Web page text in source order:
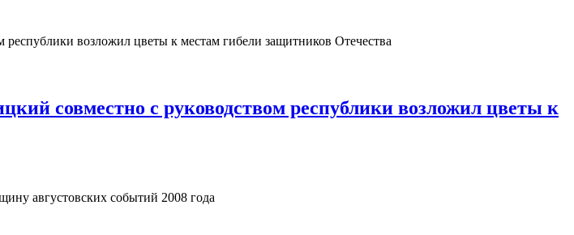
совместно с руководством республики возложил цветы к